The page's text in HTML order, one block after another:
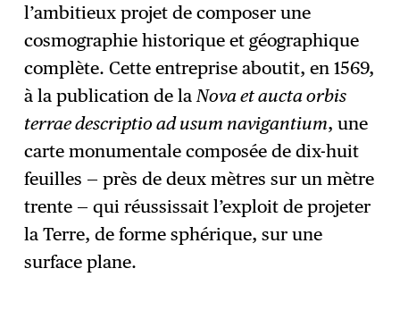
l’ambitieux projet de composer une
cosmographie historique et géographique
complète. Cette entreprise aboutit, en 1569,
à la publication de la Nova et aucta orbis
terrae descriptio ad usum navigantium, une
carte monumentale composée de dix-huit
feuilles — près de deux mètres sur un mètre
trente — qui réussissait l’exploit de projeter
la Terre, de forme sphérique, sur une
surface plane.